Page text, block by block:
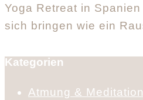
Yoga Retreat in
sich bringen wie ein
Kategorien
Atmung & Meditation